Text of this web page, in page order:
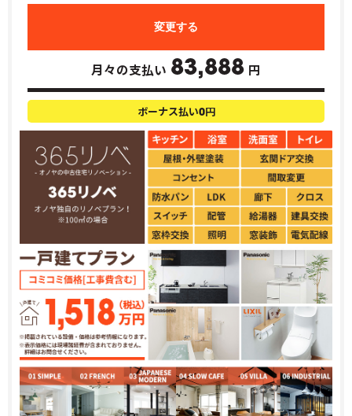
月々の支払い 83,888 円
ボーナス払い0円